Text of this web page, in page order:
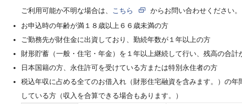
ご利用可能か不明な場合は、 こちら
からお問い合わせください。
お申込時の年齢が満１８歳以上６６歳未満の方
ご勤務先が財住金に出資しており、勤続年数が１年以上の方
財形貯蓄（一般・住宅・年金）を１年以上継続して行い、残高の合計
日本国籍の方、永住許可を受けている方または特別永住者の方
税込年収に占める全てのお借入れ（財形住宅融資を含みます。）の
している方（収入を合算できる場合もあります。）